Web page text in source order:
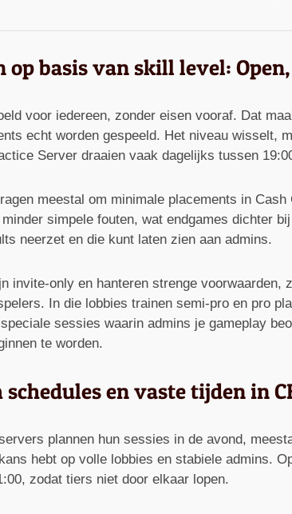
op basis van skill level:
voor iedereen, zonder eisen vooraf. Dat
echt worden gespeeld. Het niveau
Server draaien vaak dagelijks tussen
meestal om minimale placements in
simpele fouten, wat endgames dichter
neerzet en die kunt laten zien aan admins.
invite-only en hanteren strenge
In die lobbies trainen semi-pro en pro
sessies waarin admins je gameplay
te worden.
en vaste tijden in
plannen hun sessies in de avond,
hebt op volle lobbies en stabiele admins.
zodat tiers niet door elkaar lopen.